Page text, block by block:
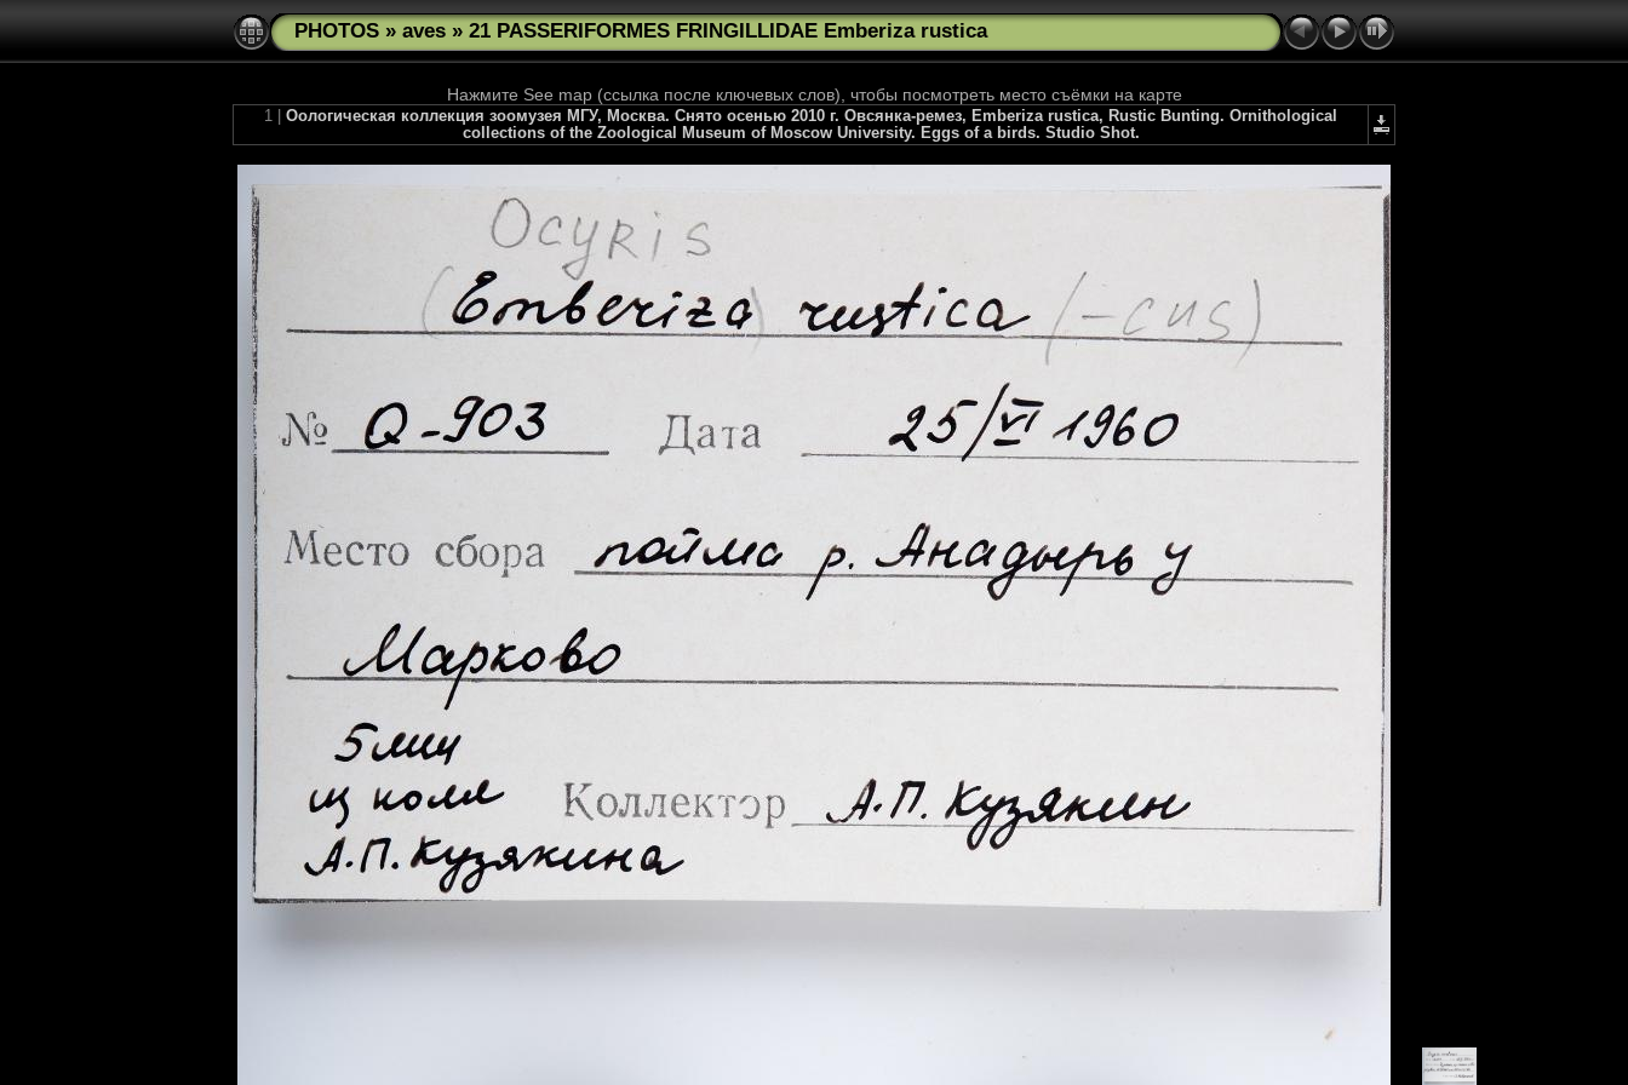
PHOTOS » aves » 21 PASSERIFORMES FRINGILLIDAE Emberiza rustica
Нажмите See map (ссылка после ключевых слов), чтобы посмотреть место съёмки на карте
1 | Оологическая коллекция зоомузея МГУ, Москва. Снято осенью 2010 г. Овсянка-ремез, Emberiza rustica, Rustic Bunting. Ornithological
collections of the Zoological Museum of Moscow University. Eggs of a birds. Studio Shot.